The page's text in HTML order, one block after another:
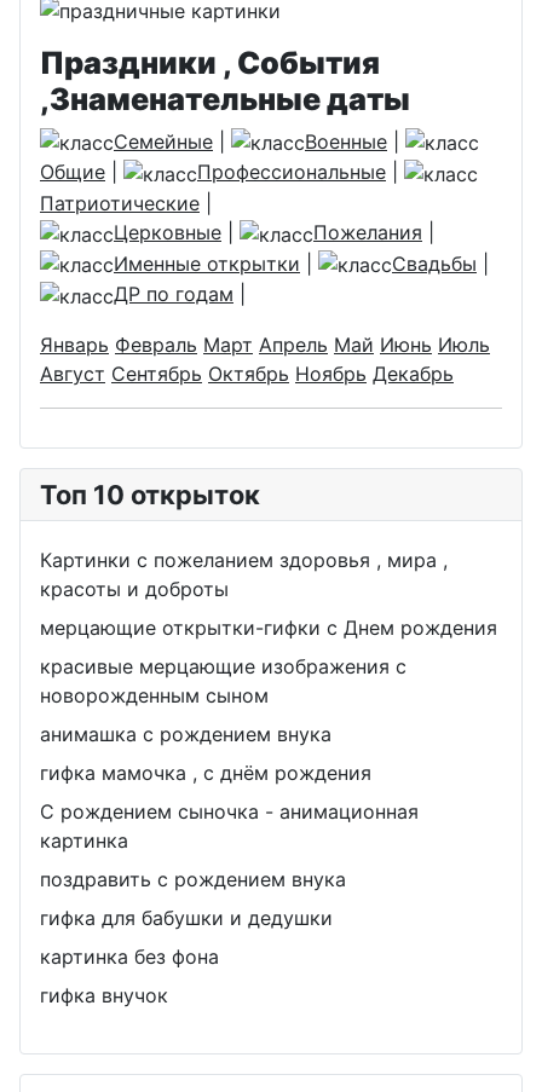
Праздники , События
,Знаменательные даты
Семейные Военные
Общие
Профессиональные
Патриотические
Церковные
Пожелания
Именные открытки
Свадьбы
ДР по годам
Январь Февраль Март Апрель Май Июнь Июль
Август Сентябрь Октябрь Ноябрь Декабрь
Топ 10 открыток
Картинки с пожеланием здоровья , мира ,
красоты и доброты
мерцающие открытки-гифки с Днем рождения
красивые мерцающие изображения с
новорожденным сыном
анимашка с рождением внука
гифка мамочка , с днём рождения
С рождением сыночка - анимационная
картинка
поздравить с рождением внука
гифка для бабушки и дедушки
картинка без фона
гифка внучок